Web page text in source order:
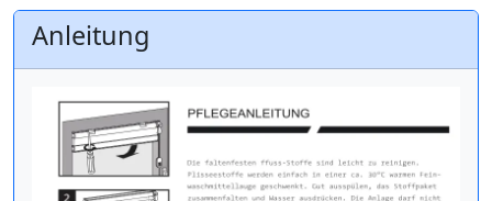
Anleitung